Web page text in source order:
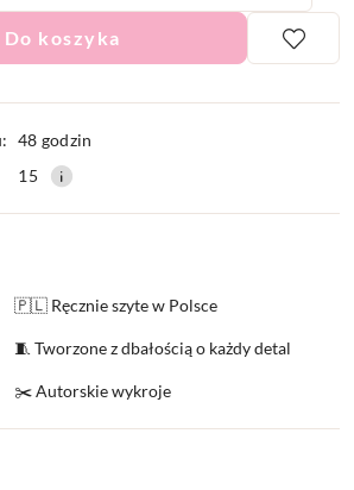
Do koszyka
48 godzin
15
🇵🇱 Ręcznie szyte w Polsce
🧵 Tworzone z dbałością o każdy detal
✂️ Autorskie wykroje